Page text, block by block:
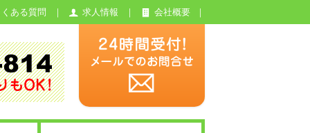
くある質問 求人情報 会社概要